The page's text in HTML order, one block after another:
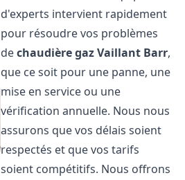
d'experts intervient rapidement
pour résoudre vos problèmes
dechaudière gaz Vaillant Barr,
que ce soit pour une panne, une
mise en service ou une
vérification annuelle. Nous nous
assurons que vos délais soient
respectés et que vos tarifs
soient compétitifs. Nous offrons